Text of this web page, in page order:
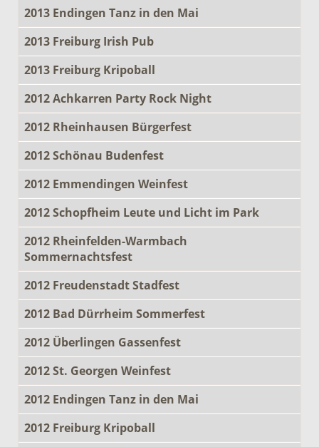
2013 Endingen Tanz in den Mai
2013 Freiburg Irish Pub
2013 Freiburg Kripoball
2012 Achkarren Party Rock Night
2012 Rheinhausen Bürgerfest
2012 Schönau Budenfest
2012 Emmendingen Weinfest
2012 Schopfheim Leute und Licht im Park
2012 Rheinfelden-Warmbach
Sommernachtsfest
2012 Freudenstadt Stadfest
2012 Bad Dürrheim Sommerfest
2012 Überlingen Gassenfest
2012 St. Georgen Weinfest
2012 Endingen Tanz in den Mai
2012 Freiburg Kripoball